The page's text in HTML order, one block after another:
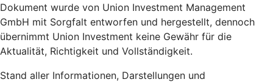
Dokument wurde von Union Investment Management
GmbH mit Sorgfalt entworfen und hergestellt, dennoch
übernimmt Union Investment keine Gewähr für die
Aktualität, Richtigkeit und Vollständigkeit.
Stand aller Informationen, Darstellungen und